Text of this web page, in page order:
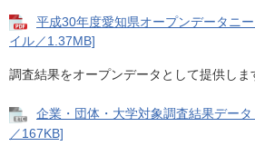
平成30年度愛知県オープンデータニ
イル／1.37MB]
調査結果をオープンデータとして提供しま
企業・団体・大学対象調査結果デー
／167KB]